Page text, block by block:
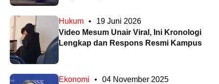
Hukum •
19 Juni 2026
Video Mesum Unair Viral, Ini Kronologi
Lengkap dan Respons Resmi Kampus
Ekonomi •
04 November 2025